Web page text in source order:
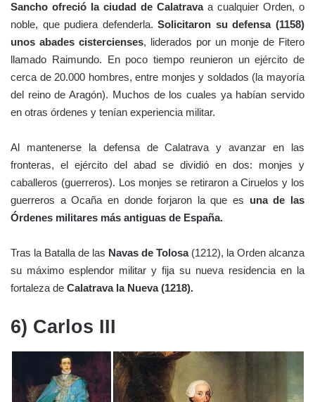
Sancho ofreció la ciudad de Calatravaa cualquier Orden, o
noble, que pudiera defenderla.Solicitaron su defensa (1158)
unos abades cistercienses, liderados por un monje de Fitero
llamado Raimundo. En poco tiempo reunieron un ejército de
cerca de 20.000 hombres, entre monjes y soldados (la mayoría
del reino de Aragón). Muchos de los cuales ya habían servido
en otras órdenes y tenían experiencia militar.
Al mantenerse la defensa de Calatrava y avanzar en las
fronteras, el ejército del abad se dividió en dos: monjes y
caballeros (guerreros). Los monjes se retiraron a Ciruelos y los
guerreros a Ocaña en donde forjaron la que es una de las
Órdenes militares más antiguas de España.
Tras la Batalla de las Navas de Tolosa (1212), la Orden alcanza
su máximo esplendor militar y fija su nueva residencia en la
fortaleza de Calatrava la Nueva (1218).
6) Carlos III